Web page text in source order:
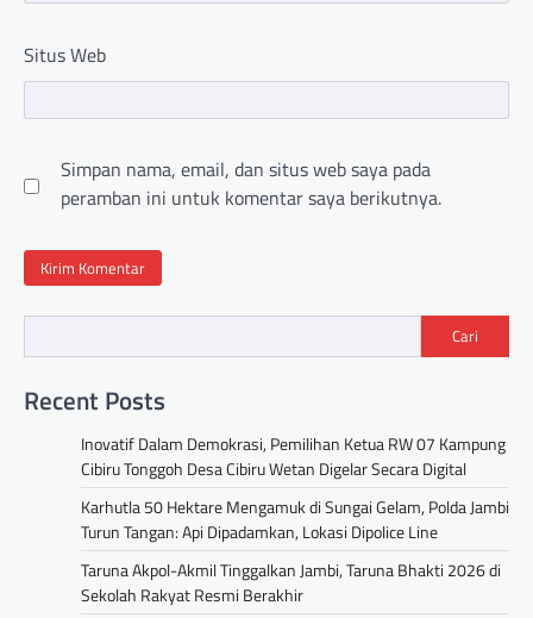
Situs Web
Simpan nama, email, dan situs web saya pada
peramban ini untuk komentar saya berikutnya.
Cari
Recent Posts
Inovatif Dalam Demokrasi, Pemilihan Ketua RW 07 Kampung
Cibiru Tonggoh Desa Cibiru Wetan Digelar Secara Digital
Karhutla 50 Hektare Mengamuk di Sungai Gelam, Polda Jambi
Turun Tangan: Api Dipadamkan, Lokasi Dipolice Line
Taruna Akpol-Akmil Tinggalkan Jambi, Taruna Bhakti 2026 di
Sekolah Rakyat Resmi Berakhir